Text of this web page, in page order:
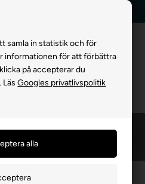
samla in statistik och för
informationen för att förbättra
på accepterar du
LäsGoogles privatlivspolitik